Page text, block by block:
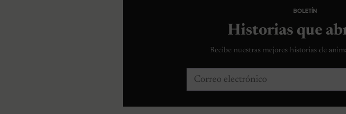
BOLETÍN
Historias que
Recibe nuestras mejores historias de
Correo electrónico